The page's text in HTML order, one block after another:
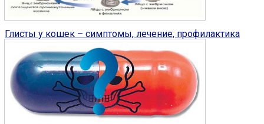
Глисты у кошек 4
Глисты у кошек – симптомы, лечение, профилактика